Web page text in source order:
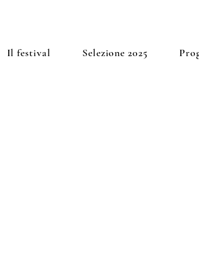
Il festival Selezione 2025